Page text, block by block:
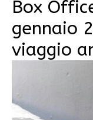
Box
gennaio
viaggio